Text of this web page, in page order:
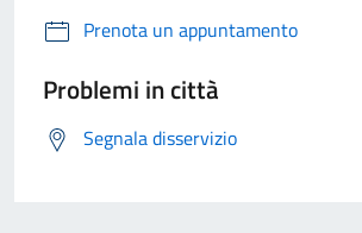
Prenota un appuntamento
Problemi in città
Segnala disservizio